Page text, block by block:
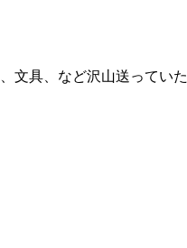
文具、など沢山送ってい